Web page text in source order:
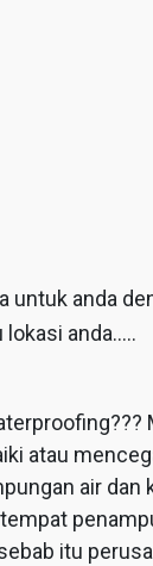
untuk anda
lokasi anda…..
atau
air dan
itu